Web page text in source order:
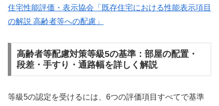
住宅性能評価・表示協会「既存住宅における性能表示項目
の解説 高齢者等への配慮」
高齢者等配慮対策等級5の基準：部屋の配置・
段差・手すり・通路幅を詳しく解説
等級5の認定を受けるには、6つの評価項目すべてで基準